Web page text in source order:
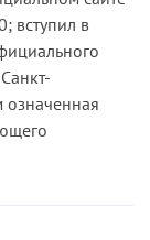
1,
„Об
в Санкт-
Санкт-
вступил в